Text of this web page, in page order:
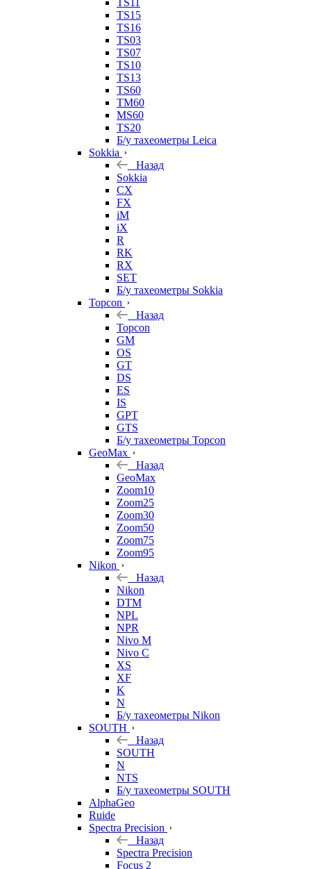
TS11
TS15
TS16
TS03
TS07
TS10
TS13
TS60
TM60
MS60
TS20
Б/у тахеометры Leica
Sokkia
Назад
Sokkia
CX
FX
iM
iX
R
RK
RX
SET
Б/у тахеометры Sokkia
Topcon
Назад
Topcon
GM
OS
GT
DS
ES
IS
GPT
GTS
Б/у тахеометры Topcon
GeoMax
Назад
GeoMax
Zoom10
Zoom25
Zoom30
Zoom50
Zoom75
Zoom95
Nikon
Назад
Nikon
DTM
NPL
NPR
Nivo M
Nivo C
XS
XF
K
N
Б/у тахеометры Nikon
SOUTH
Назад
SOUTH
N
NTS
Б/у тахеометры SOUTH
AlphaGeo
Ruide
Spectra Precision
Назад
Spectra Precision
Focus 2